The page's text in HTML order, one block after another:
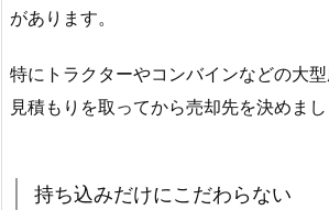
があります。
特にトラクターやコンバインなどの大
見積もりを取ってから売却先を決めまし
持ち込みだけにこだわらない